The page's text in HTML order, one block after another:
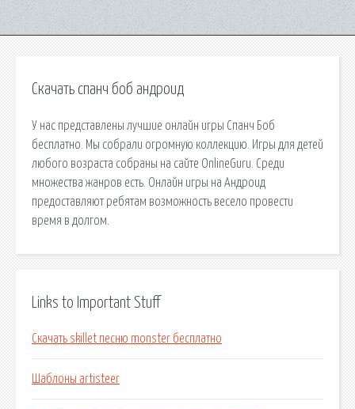
Скачать спанч боб андроид
У нас представлены лучшие онлайн игры Спанч Боб
бесплатно. Мы собрали огромную коллекцию. Игры для детей
любого возраста собраны на сайте OnlineGuru. Среди
множества жанров есть. Онлайн игры на Андроид
предоставляют ребятам возможность весело провести
время в долгом.
Links to Important Stuff
Скачать skillet песню monster бесплатно
Шаблоны artisteer